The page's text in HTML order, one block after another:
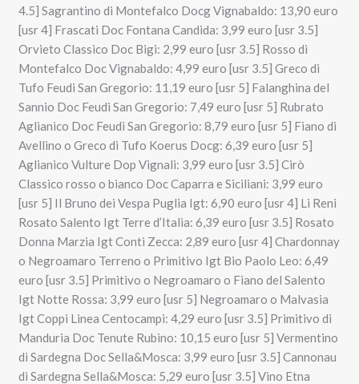
4.5] Sagrantino di Montefalco Docg Vignabaldo: 13,90 euro
[usr 4] Frascati Doc Fontana Candida: 3,99 euro [usr 3.5]
Orvieto Classico Doc Bigi: 2,99 euro [usr 3.5] Rosso di
Montefalco Doc Vignabaldo: 4,99 euro [usr 3.5] Greco di
Tufo Feudi San Gregorio: 11,19 euro [usr 5] Falanghina del
Sannio Doc Feudi San Gregorio: 7,49 euro [usr 5] Rubrato
Aglianico Doc Feudi San Gregorio: 8,79 euro [usr 5] Fiano di
Avellino o Greco di Tufo Koerus Docg: 6,39 euro [usr 5]
Aglianico Vulture Dop Vignali: 3,99 euro [usr 3.5] Cirò
Classico rosso o bianco Doc Caparra e Siciliani: 3,99 euro
[usr 5] Il Bruno dei Vespa Puglia Igt: 6,90 euro [usr 4] Li Reni
Rosato Salento Igt Terre d’Italia: 6,39 euro [usr 3.5] Rosato
Donna Marzia Igt Conti Zecca: 2,89 euro [usr 4] Chardonnay
o Negroamaro Terreno o Primitivo Igt Bio Paolo Leo: 6,49
euro [usr 3.5] Primitivo o Negroamaro o Fiano del Salento
Igt Notte Rossa: 3,99 euro [usr 5] Negroamaro o Malvasia
Igt Coppi Linea Centocampi: 4,29 euro [usr 3.5] Primitivo di
Manduria Doc Tenute Rubino: 10,15 euro [usr 5] Vermentino
di Sardegna Doc Sella&Mosca: 3,99 euro [usr 3.5] Cannonau
di Sardegna Sella&Mosca: 5,29 euro [usr 3.5] Vino Etna